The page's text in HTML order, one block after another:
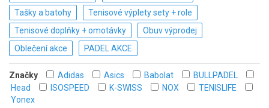
Tašky a batohy
Tenisové výplety sety + role
Tenisové doplňky + omotávky
Obuv výprodej
Oblečení akce
PADEL AKCE
Značky Adidas Asics Babolat
BULLPADEL
Head
ISOSPEED K-SWISS NOX
TENISLIFE
Yonex